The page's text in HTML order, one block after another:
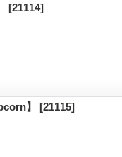
[21114]
】 [21115]